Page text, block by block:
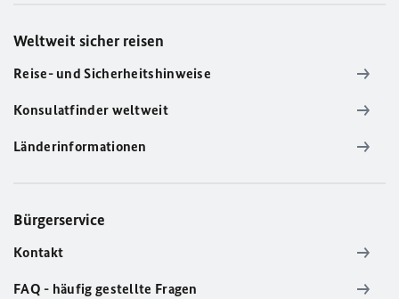
Weltweit sicher reisen
Reise- und Sicherheitshinweise
Konsulatfinder weltweit
Länderinformationen
Bürgerservice
Kontakt
FAQ - häufig gestellte Fragen